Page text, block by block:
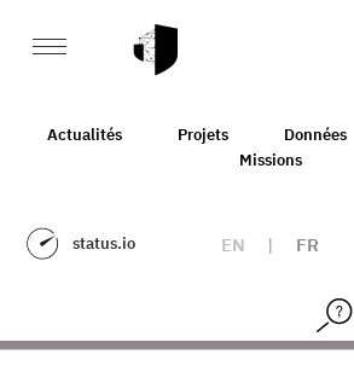
Actualités Projets Données
Missions
status.io EN | FR